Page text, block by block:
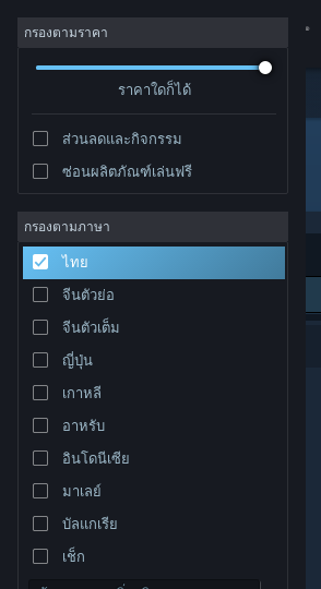
เข้าสู่ระบบ
ชุมชน
เกี่ยวกับ
ฝ่ายสนับสนุน
เปลี่ยนภาษา
รับแอป Steam แบบพกพา
ชมเว็บไซต์สำหรับเดสก์ท็อป
กรองตามราคา
ราคาใดก็ได้
ส่วนลดและกิจกรรม
ซ่อนผลิตภัณฑ์เล่นฟรี
กรองตามภาษา
ไทย
จีนตัวย่อ
จีนตัวเต็ม
ญี่ปุ่น
เกาหลี
อาหรับ
อินโดนีเซีย
มาเลย์
บัลแกเรีย
เช็ก
ผู้พัฒนา: STUDIO PIERROT
จัดเรียงตาม